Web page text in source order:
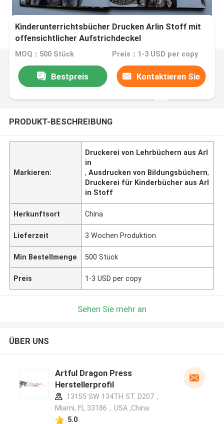
Kinderunterrichtsbücher Drucken Arlin Stoff mit
offensichtlicher Aufstrichdeckel
MOQ：500 Stück Preis：1-3 USD per copy
Bestpreis Kontaktieren Sie
uns
PRODUKT-BESCHREIBUNG
Markieren:
Druckerei von Lehrbüchern aus Arl
in
,Ausdrucken von Bildungsbüchern,
Druckerei für Kinderbücher aus Arl
in Stoff
Herkunftsort China
Lieferzeit 3 Wochen Produktion
Min Bestellmenge 500 Stück
Preis 1-3 USD per copy
Sehen Sie mehr an
ÜBER UNS
Artful Dragon Press
Herstellerprofil
13155 SW 134TH ST. D207，
Miami, FL 33186，USA ,China
5.0